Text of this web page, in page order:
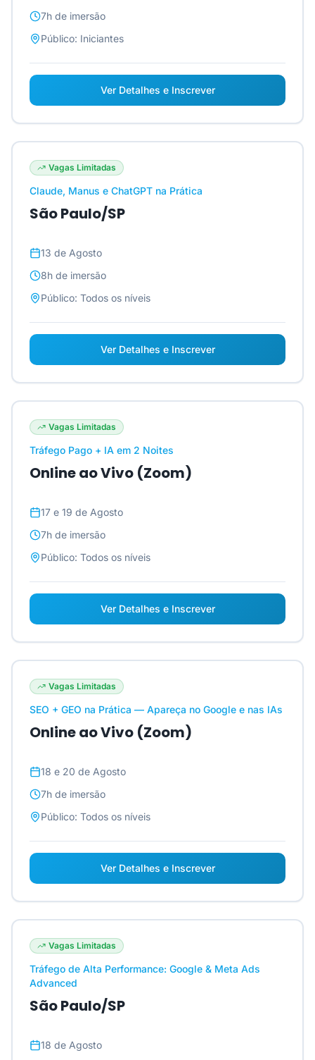
7h de imersão
Público: Iniciantes
Ver Detalhes e Inscrever
Vagas Limitadas
Claude, Manus e ChatGPT na Prática
São Paulo/SP
13 de Agosto
8h de imersão
Público: Todos os níveis
Ver Detalhes e Inscrever
Vagas Limitadas
Tráfego Pago + IA em 2 Noites
Online ao Vivo (Zoom)
17 e 19 de Agosto
7h de imersão
Público: Todos os níveis
Ver Detalhes e Inscrever
Vagas Limitadas
SEO + GEO na Prática — Apareça no Google e nas IAs
Online ao Vivo (Zoom)
18 e 20 de Agosto
7h de imersão
Público: Todos os níveis
Ver Detalhes e Inscrever
Vagas Limitadas
Tráfego de Alta Performance: Google & Meta Ads
Advanced
São Paulo/SP
18 de Agosto